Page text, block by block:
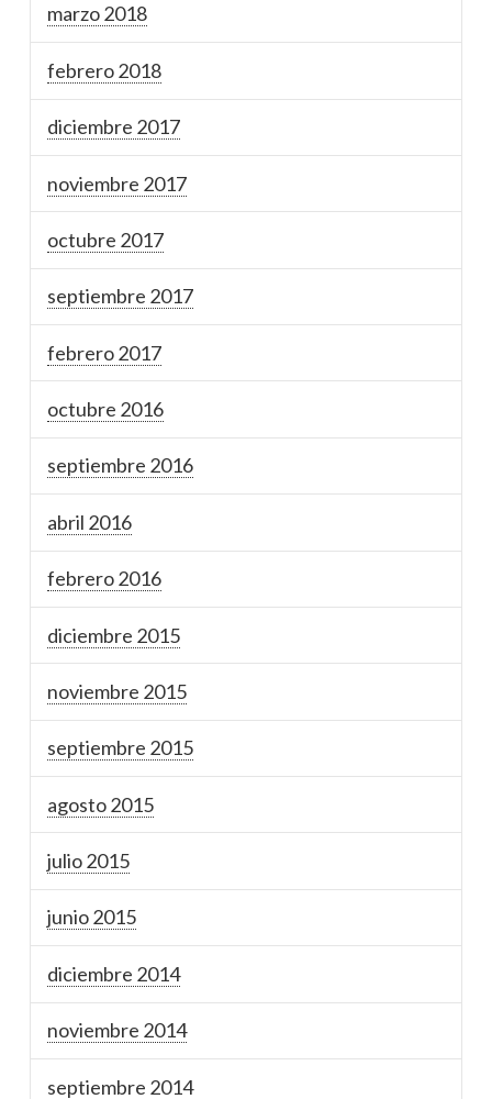
marzo 2018
febrero 2018
diciembre 2017
noviembre 2017
octubre 2017
septiembre 2017
febrero 2017
octubre 2016
septiembre 2016
abril 2016
febrero 2016
diciembre 2015
noviembre 2015
septiembre 2015
agosto 2015
julio 2015
junio 2015
diciembre 2014
noviembre 2014
septiembre 2014